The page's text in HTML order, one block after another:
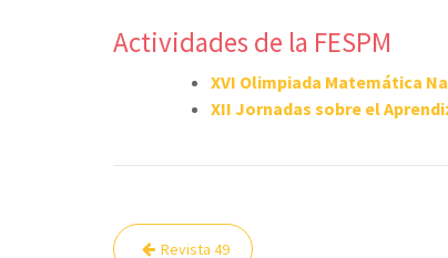
Actividades de la FESPM
XVI Olimpiada Matemática
XII Jornadas sobre el
Navegación
Revista 49